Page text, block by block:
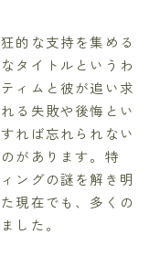
的な支持を集める
タイトルというわ
ィムと彼が追い求
る失敗や後悔とい
れば忘れられない
があります。特
ングの謎を解き明
現在でも、多くの
した。